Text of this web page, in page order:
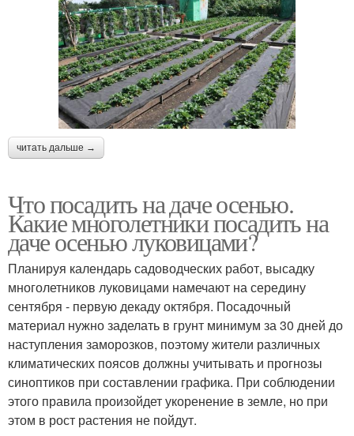
читать дальше →
Что посадить на даче осенью.
Какие многолетники посадить на
даче осенью луковицами?
Планируя календарь садоводческих работ, высадку
многолетников луковицами намечают на середину
сентября - первую декаду октября. Посадочный
материал нужно заделать в грунт минимум за 30 дней до
наступления заморозков, поэтому жители различных
климатических поясов должны учитывать и прогнозы
синоптиков при составлении графика. При соблюдении
этого правила произойдет укоренение в земле, но при
этом в рост растения не пойдут.